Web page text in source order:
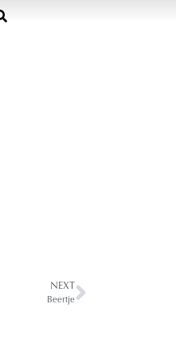
NEXT
Beertje